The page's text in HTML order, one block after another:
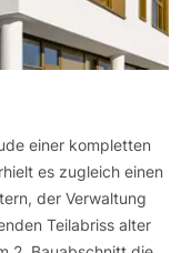
einer kompletten
es zugleich einen
der Verwaltung
Teilabriss alter